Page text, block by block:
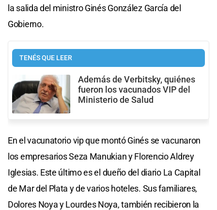
la salida del ministro Ginés González García del
Gobierno.
TENÉS QUE LEER
Además de Verbitsky, quiénes
fueron los vacunados VIP del
Ministerio de Salud
En el vacunatorio vip que montó Ginés se vacunaron
los empresarios Seza Manukian y Florencio Aldrey
Iglesias. Este último es el dueño del diario La Capital
de Mar del Plata y de varios hoteles. Sus familiares,
Dolores Noya y Lourdes Noya, también recibieron la